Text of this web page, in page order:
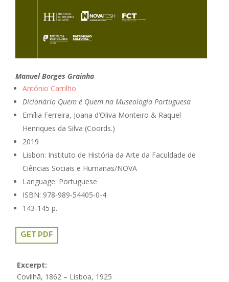
Manuel Borges Grainha
António Carrilho
Dicionário Quem é Quem na Museologia Portuguesa
Emília Ferreira, Joana d’Oliva Monteiro & Raquel
Henriques da Silva (Coords.)
2019
Lisbon: Instituto de História da Arte da Faculdade de
Ciências Sociais e Humanas/NOVA
Language: Portuguese
ISBN: 978‑989‑54405‑0‑4
143-145 p.
GET PDF
Excerpt:
Covilhã, 1862 – Lisboa, 1925